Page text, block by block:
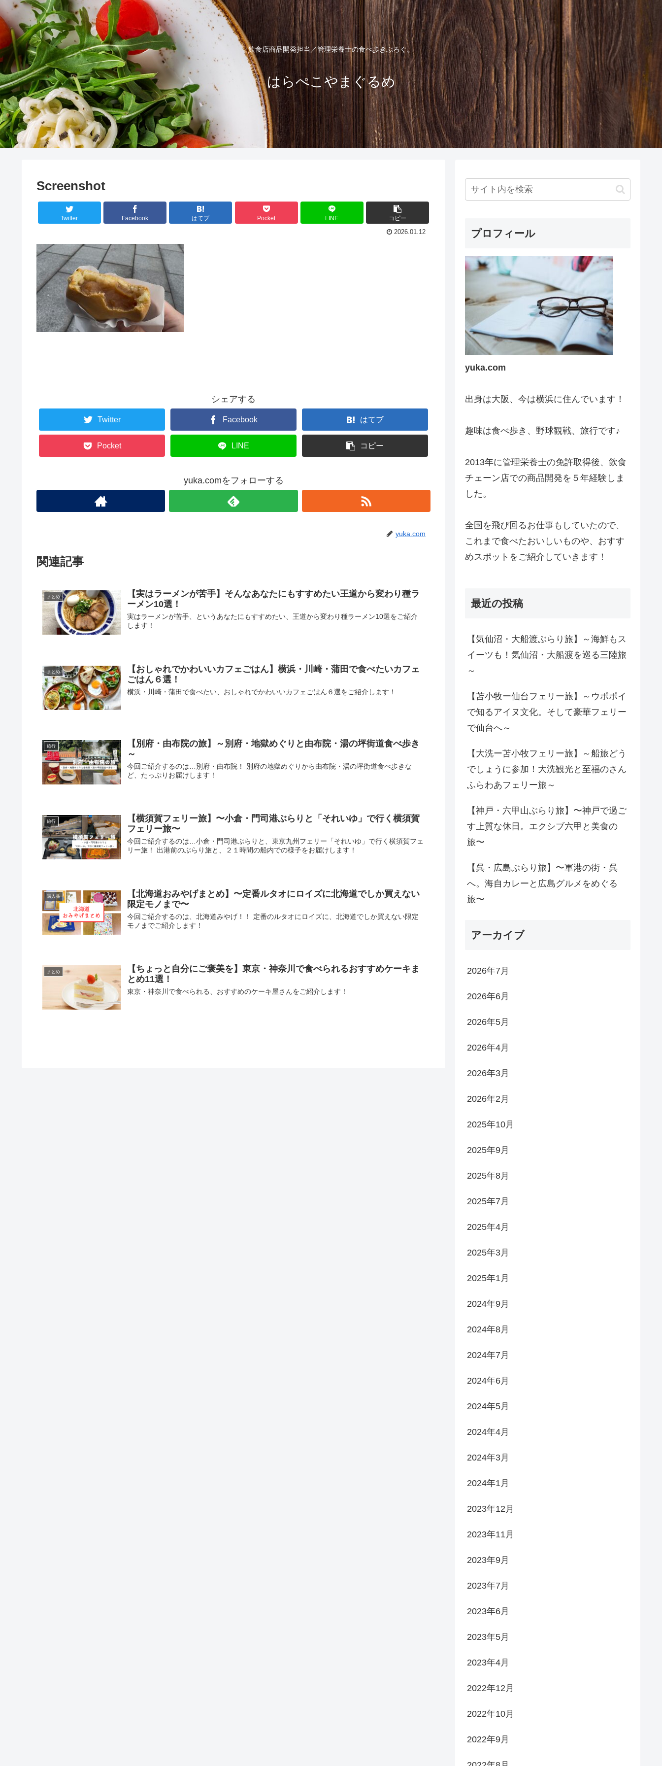
飲食店商品開発担当／管理栄養士の食べ歩きぶろぐ。
はらぺこやまぐるめ
Screenshot
Twitter Facebook はてブ Pocket LINE コピー
2026.01.12
シェアする
Twitter Facebook はてブ
Pocket LINE コピー
yuka.comをフォローする
yuka.com
関連記事
まとめ
【実はラーメンが苦手】そんなあなたにもすすめたい王道から変わり種ラ
ーメン10選！
実はラーメンが苦手、というあなたにもすすめたい、王道から変わり種ラーメン10選をご紹介
します！
まとめ
【おしゃれでかわいいカフェごはん】横浜・川崎・蒲田で食べたいカフェ
ごはん６選！
横浜・川崎・蒲田で食べたい、おしゃれでかわいいカフェごはん６選をご紹介します！
旅行
【別府・由布院の旅】～別府・地獄めぐりと由布院・湯の坪街道食べ歩き
～
今回ご紹介するのは…別府・由布院！ 別府の地獄めぐりから由布院・湯の坪街道食べ歩きな
ど、たっぷりお届けします！
旅行
【横須賀フェリー旅】〜小倉・門司港ぶらりと「それいゆ」で行く横須賀
フェリー旅〜
今回ご紹介するのは…小倉・門司港ぶらりと、東京九州フェリー「それいゆ」で行く横須賀フェ
リー旅！ 出港前のぶらり旅と、２１時間の船内での様子をお届けします！
購入品
【北海道おみやげまとめ】〜定番ルタオにロイズに北海道でしか買えない
限定モノまで〜
今回ご紹介するのは、北海道みやげ！！ 定番のルタオにロイズに、北海道でしか買えない限定
モノまでご紹介します！
まとめ
【ちょっと自分にご褒美を】東京・神奈川で食べられるおすすめケーキま
とめ11選！
東京・神奈川で食べられる、おすすめのケーキ屋さんをご紹介します！
プロフィール
yuka.com
出身は大阪、今は横浜に住んでいます！
趣味は食べ歩き、野球観戦、旅行です♪
2013年に管理栄養士の免許取得後、飲食
チェーン店での商品開発を５年経験しま
した。
全国を飛び回るお仕事もしていたので、
これまで食べたおいしいものや、おすす
めスポットをご紹介していきます！
最近の投稿
【気仙沼・大船渡ぶらり旅】～海鮮もス
イーツも！気仙沼・大船渡を巡る三陸旅
～
【苫小牧ー仙台フェリー旅】～ウポポイ
で知るアイヌ文化。そして豪華フェリー
で仙台へ～
【大洗ー苫小牧フェリー旅】～船旅どう
でしょうに参加！大洗観光と至福のさん
ふらわあフェリー旅～
【神戸・六甲山ぶらり旅】〜神戸で過ご
す上質な休日。エクシブ六甲と美食の
旅〜
【呉・広島ぶらり旅】〜軍港の街・呉
へ。海自カレーと広島グルメをめぐる
旅〜
アーカイブ
2026年7月
2026年6月
2026年5月
2026年4月
2026年3月
2026年2月
2025年10月
2025年9月
2025年8月
2025年7月
2025年4月
2025年3月
2025年1月
2024年9月
2024年8月
2024年7月
2024年6月
2024年5月
2024年4月
2024年3月
2024年1月
2023年12月
2023年11月
2023年9月
2023年7月
2023年6月
2023年5月
2023年4月
2022年12月
2022年10月
2022年9月